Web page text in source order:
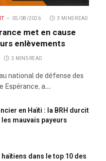
05/08/2026 3 MINS READ
met en cause
enlèvements
3 MINS READ
national de défense des
Espérance, a…
en Haïti : la BRH durcit
les mauvais payeurs
dans le top 10 des